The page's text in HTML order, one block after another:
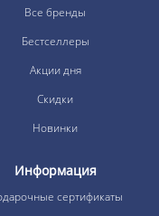
Все бренды
Бестселлеры
Акции дня
Скидки
Новинки
Информация
сертификаты